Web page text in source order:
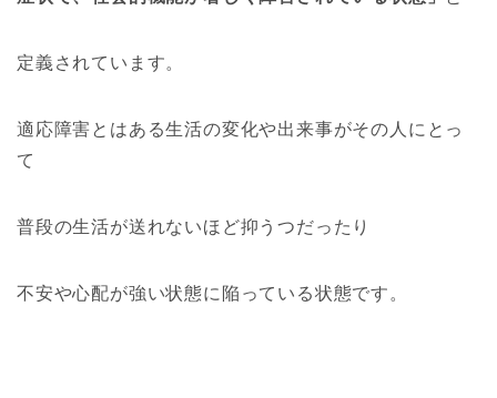
定義されています。
適応障害とはある生活の変化や出来事がその人にとっ
て
普段の生活が送れないほど抑うつだったり
不安や心配が強い状態に陥っている状態です。